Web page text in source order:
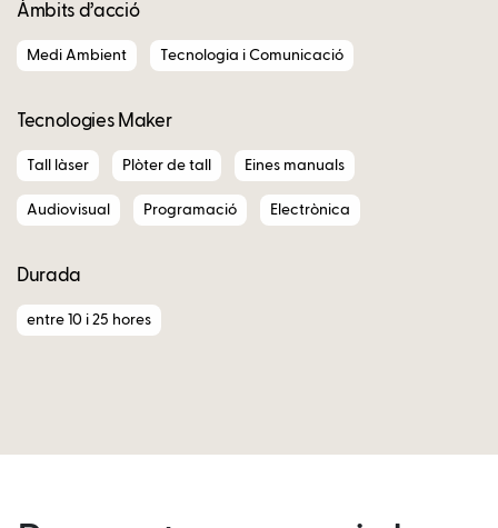
Àmbits d’acció
Medi Ambient Tecnologia i Comunicació
Tecnologies Maker
Tall làser Plòter de tall Eines manuals
Audiovisual Programació Electrònica
Durada
entre 10 i 25 hores